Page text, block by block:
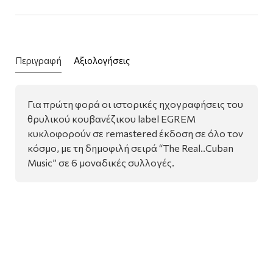
Περιγραφή Αξιολογήσεις
Για πρώτη φορά οι ιστορικές ηχογραφήσεις του
θρυλικού κουβανέζικου label EGREM
κυκλοφορούν σε remastered έκδοση σε όλο τον
κόσμο, με τη δημοφιλή σειρά “The Real..Cuban
Music” σε 6 μοναδικές συλλογές.